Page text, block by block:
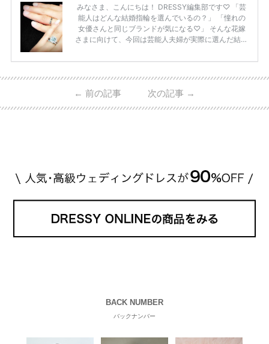
みなさま、こんにちは！ DRESSY編集部です♡ 「芸
能人はどんな結婚指輪を選んでいるの？」 「憧れの
女優さんと同じブランドが気になる♡」 そんな花嫁
さまに向けて、今回は芸能人夫婦が実際に選んだ結婚
ーウィンストンやカルティエ、ティファニーなど世界
日本で人気のブランドまで幅広くご紹介。 さらに、
・愛用している芸能人夫婦 ・リングの特徴や魅力 ・
← 前の記事 次の記事 →
BACK NUMBER
バックナンバー